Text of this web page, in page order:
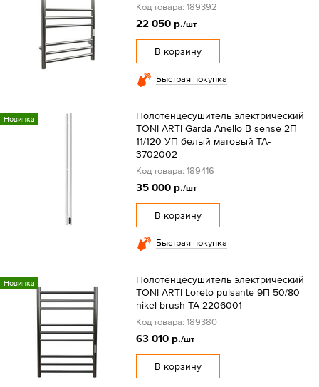
Код товара: 189392
22 050 р./шт
В корзину
Быстрая покупка
Новинка
Полотенцесушитель электрический
TONI ARTI Garda Anello B sense 2П
11/120 УП белый матовый TA-
3702002
Код товара: 189416
35 000 р./шт
В корзину
Быстрая покупка
Новинка
Полотенцесушитель электрический
TONI ARTI Loreto pulsante 9П 50/80
nikel brush TA-2206001
Код товара: 189380
63 010 р./шт
В корзину